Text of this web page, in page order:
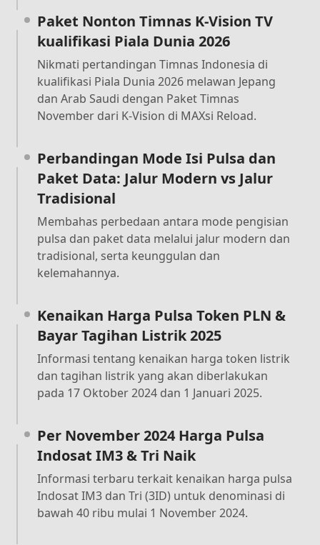
Paket Nonton Timnas K-Vision TV
kualifikasi Piala Dunia 2026
Nikmati pertandingan Timnas Indonesia di
kualifikasi Piala Dunia 2026 melawan Jepang
dan Arab Saudi dengan Paket Timnas
November dari K-Vision di MAXsi Reload.
Perbandingan Mode Isi Pulsa dan
Paket Data: Jalur Modern vs Jalur
Tradisional
Membahas perbedaan antara mode pengisian
pulsa dan paket data melalui jalur modern dan
tradisional, serta keunggulan dan
kelemahannya.
Kenaikan Harga Pulsa Token PLN &
Bayar Tagihan Listrik 2025
Informasi tentang kenaikan harga token listrik
dan tagihan listrik yang akan diberlakukan
pada 17 Oktober 2024 dan 1 Januari 2025.
Per November 2024 Harga Pulsa
Indosat IM3 & Tri Naik
Informasi terbaru terkait kenaikan harga pulsa
Indosat IM3 dan Tri (3ID) untuk denominasi di
bawah 40 ribu mulai 1 November 2024.